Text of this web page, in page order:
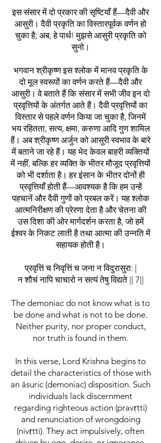
इस संसार में दो प्रकार की सृष्टियाँ हैं—दैवी और
आसुरी। दैवी प्रकृति का विस्तारपूर्वक वर्णन हो
चुका है; अब, हे पार्थ! मुझसे आसुरी प्रकृति को
सुनो।
भगवान श्रीकृष्ण इस श्लोक में मानव प्रकृति के
दो मूल स्वरूपों का वर्णन करते हैं—दैवी और
आसुरी। वे बताते हैं कि संसार में सभी जीव इन दो
प्रवृत्तियों के अंतर्गत आते हैं। दैवी प्रवृत्तियों का
विस्तार से पहले वर्णन किया जा चुका है, जिनमें
भय रहितता, सत्य, क्षमा, करुणा आदि गुण शामिल
हैं। अब श्रीकृष्ण अर्जुन को आसुरी स्वभाव के बारे
में बताने जा रहे हैं। यह भेद केवल बाहरी व्यक्तियों
में नहीं, बल्कि हर व्यक्ति के भीतर मौजूद प्रवृत्तियों
को भी दर्शाता है। हर इंसान के भीतर दोनों ही
प्रवृत्तियाँ होती हैं—आवश्यक है कि हम उन्हें
पहचानें और दैवी गुणों को प्रबल करें। यह श्लोक
आत्मनिरीक्षण की प्रेरणा देता है और चेतना की
उस दिशा की ओर मार्गदर्शन करता है, जो हमें
ईश्वर के निकट लाती है तथा आत्मा की उन्नति में
सहायक होती है।
प्रवृत्तिं च निवृत्तिं च जना न विदुरासुरा: |
न शौचं नापि चाचारो न सत्यं तेषु विद्यते || 7||
The demoniac do not know what is to
be done and what is not to be done.
Neither purity, nor proper conduct,
nor truth is found in them.
In this verse, Lord Krishna begins to
detail the characteristics of those with
an āsuric (demoniac) disposition. Such
individuals lack discernment
regarding righteous action (pravṛtti)
and renunciation of wrongdoing
(nivṛtti). They act impulsively, often